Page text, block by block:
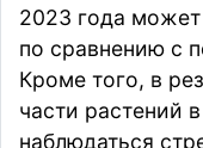
2023 года может
по сравнению с
Кроме того, в
части растений
наблюдаться